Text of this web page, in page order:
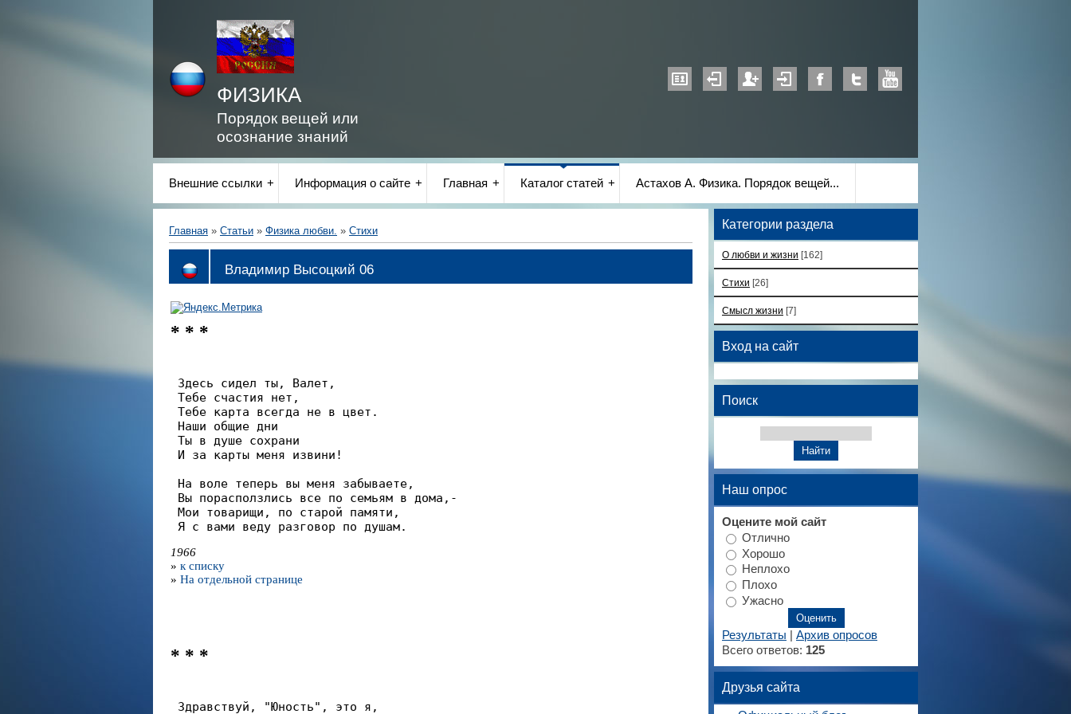
ФИЗИКА
Порядок вещей или
осознание знаний
Внешние ссылки Информация о сайте Главная Каталог статей Астахов А. Физика. Порядок вещей...
Главная » Статьи » Физика любви. » Стихи
Владимир Высоцкий 06
* * *
Здесь сидел ты, Валет,
Тебе счастия нет,
Тебе карта всегда не в цвет.
Наши общие дни
Ты в душе сохрани
И за карты меня извини!
На воле теперь вы меня забываете,
Вы порасползлись все по семьям в дома,-
Мои товарищи, по старой памяти,
Я с вами веду разговор по душам.
1966
» к списку
» На отдельной странице
* * *
Здравствуй, "Юность", это я,
Категории раздела
О любви и жизни [162]
Стихи [26]
Смысл жизни [7]
Вход на сайт
Поиск
Наш опрос
Оцените мой сайт
Отлично
Хорошо
Неплохо
Плохо
Ужасно
Результаты
Архив опросов
Всего ответов: 125
Друзья сайта